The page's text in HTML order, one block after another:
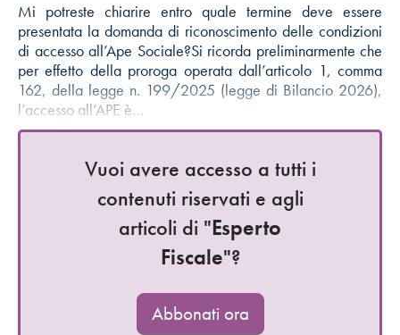
Mi potreste chiarire entro quale termine deve essere
presentata la domanda di riconoscimento delle condizioni
di accesso all’Ape Sociale?Si ricorda preliminarmente che
per effetto della proroga operata dall’articolo 1, comma
162, della legge n. 199/2025 (legge di Bilancio 2026),
l’accesso all’APE è…
Vuoi avere accesso a tutti i
contenuti riservati e agli
articoli di "Esperto
Fiscale"?
Abbonati ora